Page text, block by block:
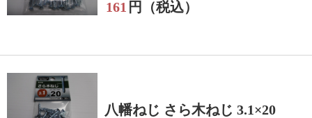
161 円（税込）
八幡ねじ さら木ねじ 3.1×20